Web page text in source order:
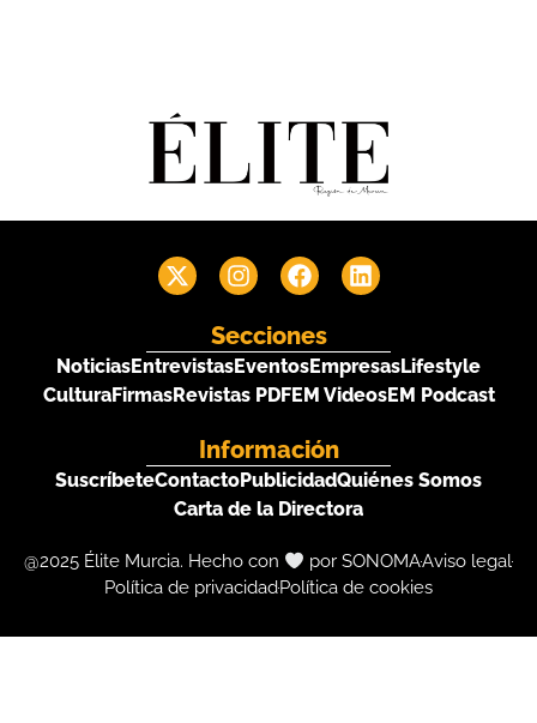
Secciones
NoticiasEntrevistasEventosEmpresasLifestyle
CulturaFirmasRevistas PDFEM VideosEM Podcast
Información
SuscríbeteContactoPublicidadQuiénes Somos
Carta de la Directora
@2025 Élite Murcia. Hecho con por SONOMAAviso legal
Política de privacidadPolítica de cookies